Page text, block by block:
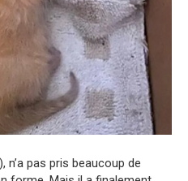
n’a pas pris beaucoup de